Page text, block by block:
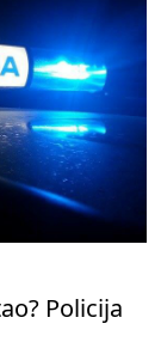
Policija